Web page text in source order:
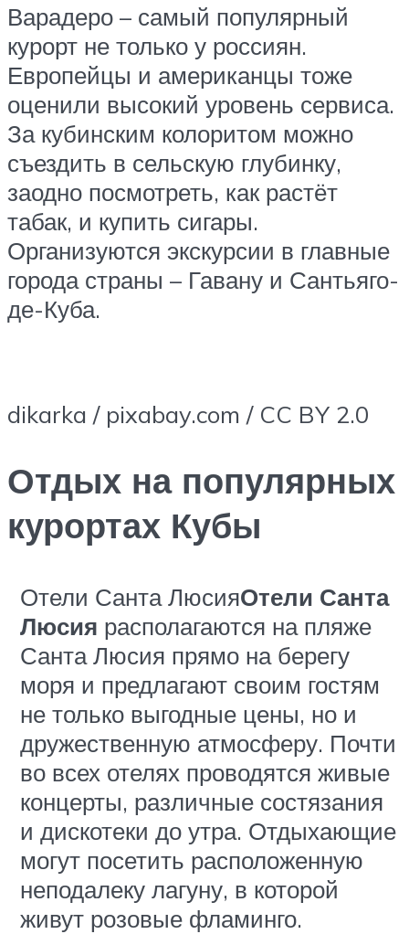
Варадеро – самый популярный
курорт не только у россиян.
Европейцы и американцы тоже
оценили высокий уровень сервиса.
За кубинским колоритом можно
съездить в сельскую глубинку,
заодно посмотреть, как растёт
табак, и купить сигары.
Организуются экскурсии в главные
города страны – Гавану и Сантьяго-
де-Куба.
dikarka / pixabay.com / CC BY 2.0
Отдых на популярных
курортах Кубы
Отели Санта ЛюсияОтели Санта
Люсия располагаются на пляже
Санта Люсия прямо на берегу
моря и предлагают своим гостям
не только выгодные цены, но и
дружественную атмосферу. Почти
во всех отелях проводятся живые
концерты, различные состязания
и дискотеки до утра. Отдыхающие
могут посетить расположенную
неподалеку лагуну, в которой
живут розовые фламинго.